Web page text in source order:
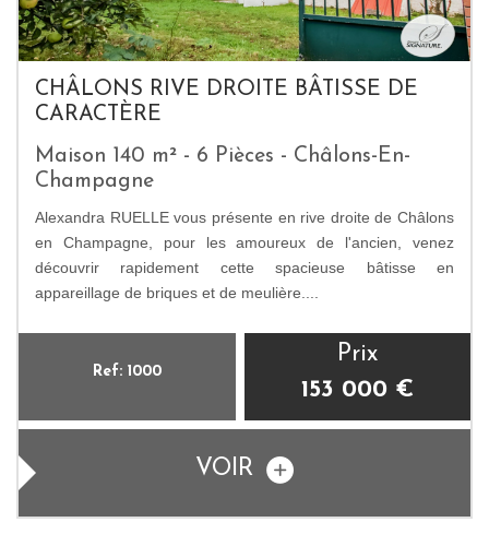
CHÂLONS RIVE DROITE BÂTISSE DE
CARACTÈRE
Maison 140 m² - 6 Pièces - Châlons-En-
Champagne
Alexandra RUELLE vous présente en rive droite de Châlons
en Champagne, pour les amoureux de l'ancien, venez
découvrir rapidement cette spacieuse bâtisse en
appareillage de briques et de meulière....
Ref: 1000
Prix
153 000 €
VOIR